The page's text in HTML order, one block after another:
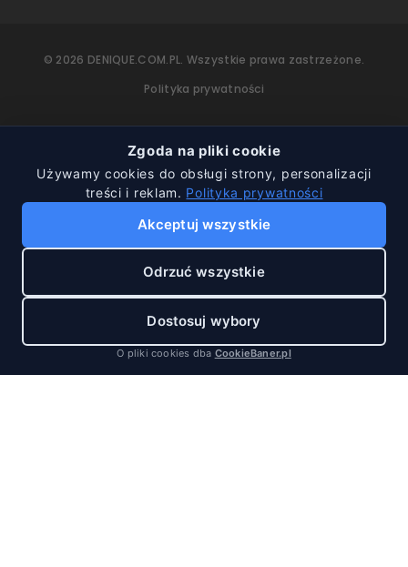
© 2026 DENIQUE.COM.PL. Wszystkie prawa zastrzeżone.
Polityka prywatności
Zgoda na pliki cookie
Używamy cookies do obsługi strony, personalizacji
treści i reklam. Polityka prywatności
Akceptuj wszystkie
Odrzuć wszystkie
Dostosuj wybory
O pliki cookies dba CookieBaner.pl